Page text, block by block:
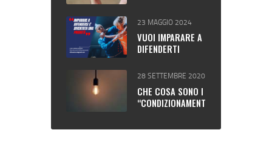
UN’AGGRESSIONE?
23 MAGGIO 2024
VUOI IMPARARE A
DIFENDERTI
28 SETTEMBRE 2020
CHE COSA SONO I
“CONDIZIONAMENT